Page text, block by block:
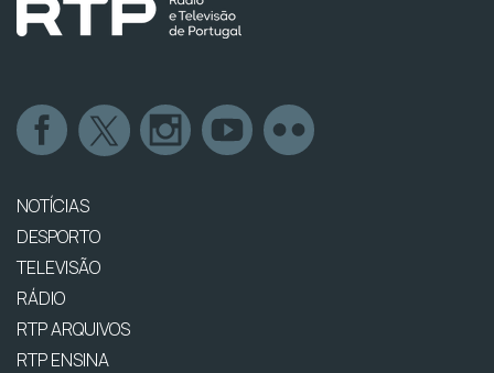
NOTÍCIAS
DESPORTO
TELEVISÃO
RÁDIO
RTP ARQUIVOS
RTP ENSINA